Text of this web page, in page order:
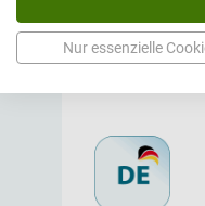
Nur essenzielle